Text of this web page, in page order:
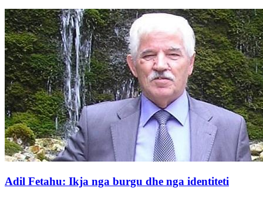
Adil Fetahu: Ikja nga burgu dhe nga identiteti